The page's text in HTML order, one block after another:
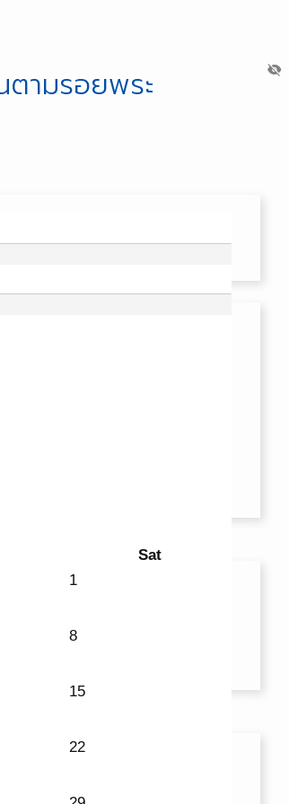
visibility_off
ามรอยพระ
Sat
1
8
15
22